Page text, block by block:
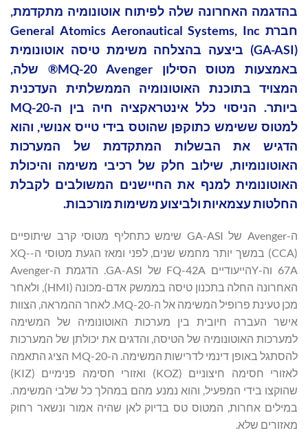
בהדגמה האחרונה שלה לפיתוח אוטונומיה מתקדמת,
חברת General Atomics Aeronautical Systems, Inc
(GA-ASI) ביצעה בהצלחה משימת טיסה אוטונומית
באמצעות מטוס הסילון MQ-20 Avenger® שלה,
המצויד בתוכנת האוטונומיה הממשלתית העדכנית
ביותר. הניסוי כלל אינטראקציה חיה בין ה-MQ-20
למטוס ששימש כתוקפן שהוטס בידי טייס אנושי, והוא
הדגיש את הבשלות המתקדמת של המערכות
האוטונומיות, שילוב חלק של רכיבי משימה והיכולת
האוטונומית למנף את החיישנים המשולבים לקבלת
החלטות עצמאיות ולביצוע משימות מורכבות.
ה-Avenger של GA-ASI שימש כתחליף מטוסי קרב שיתופיים
(CCA) במשך יותר מחמש שנים, לפני ומאז הגעת מטוסי ה-XQ-
67A וה-Yהייעודיים FQ-42A של GA-ASI. הדגמת ה-Avenger
האחרונה החלה בתכנון טיסה בממשק אדם-מכונה (HMI), ולאחר
מכן טעינת פרופיל המשימה אל ה-MQ-20. לאחר ההמראה, הצוות
אישר העברה חיובית בין מערכות האוטונומיה של המשימה
למערכות האוטונומיה של הטיסה, והדגים את יכולתן של המערכות
להסתגל באופן דינמי לדרישות המשימה. ה-MQ-20 הציג התאמה
לאזורי חסימה חיצוניים (KOZ) ואזורי חסימה פנימיים (KIZ)
שהוקצו בידי המפעיל, והוא נמנע מהם במהלך כל שלבי המשימה.
במילים אחרות, המטוס טס בדיוק לאן שהיה אמור ונשאר רחוק
מאזורים שלא.